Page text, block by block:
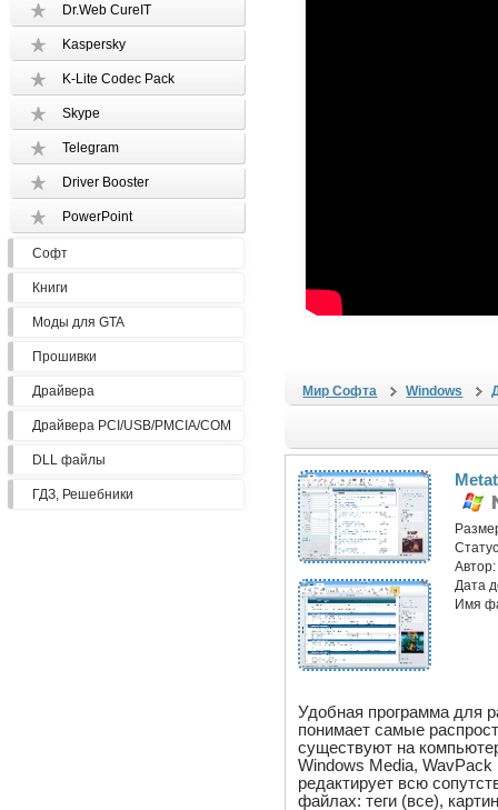
Dr.Web CureIT
Kaspersky
K-Lite Codec Pack
Skype
Telegram
Driver Booster
PowerPoint
Софт
Книги
Моды для GTA
Прошивки
Драйвера
Драйвера PCI/USB/PMCIA/COM
DLL файлы
ГДЗ, Решебники
Мир Софта Windows
Дата
Имя
Удобная программа для
понимает самые
существуют на
Windows Media,
редактирует всю
файлах: теги (все),